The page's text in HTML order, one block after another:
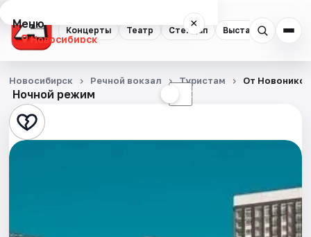
Концерты Театр Стендап Выставки
Меню ×
Новосибирск
Концерты
Театр
Стендап
Экскурсии
Ночной режим ☾
Новосибирск Речной вокзал Туристам От